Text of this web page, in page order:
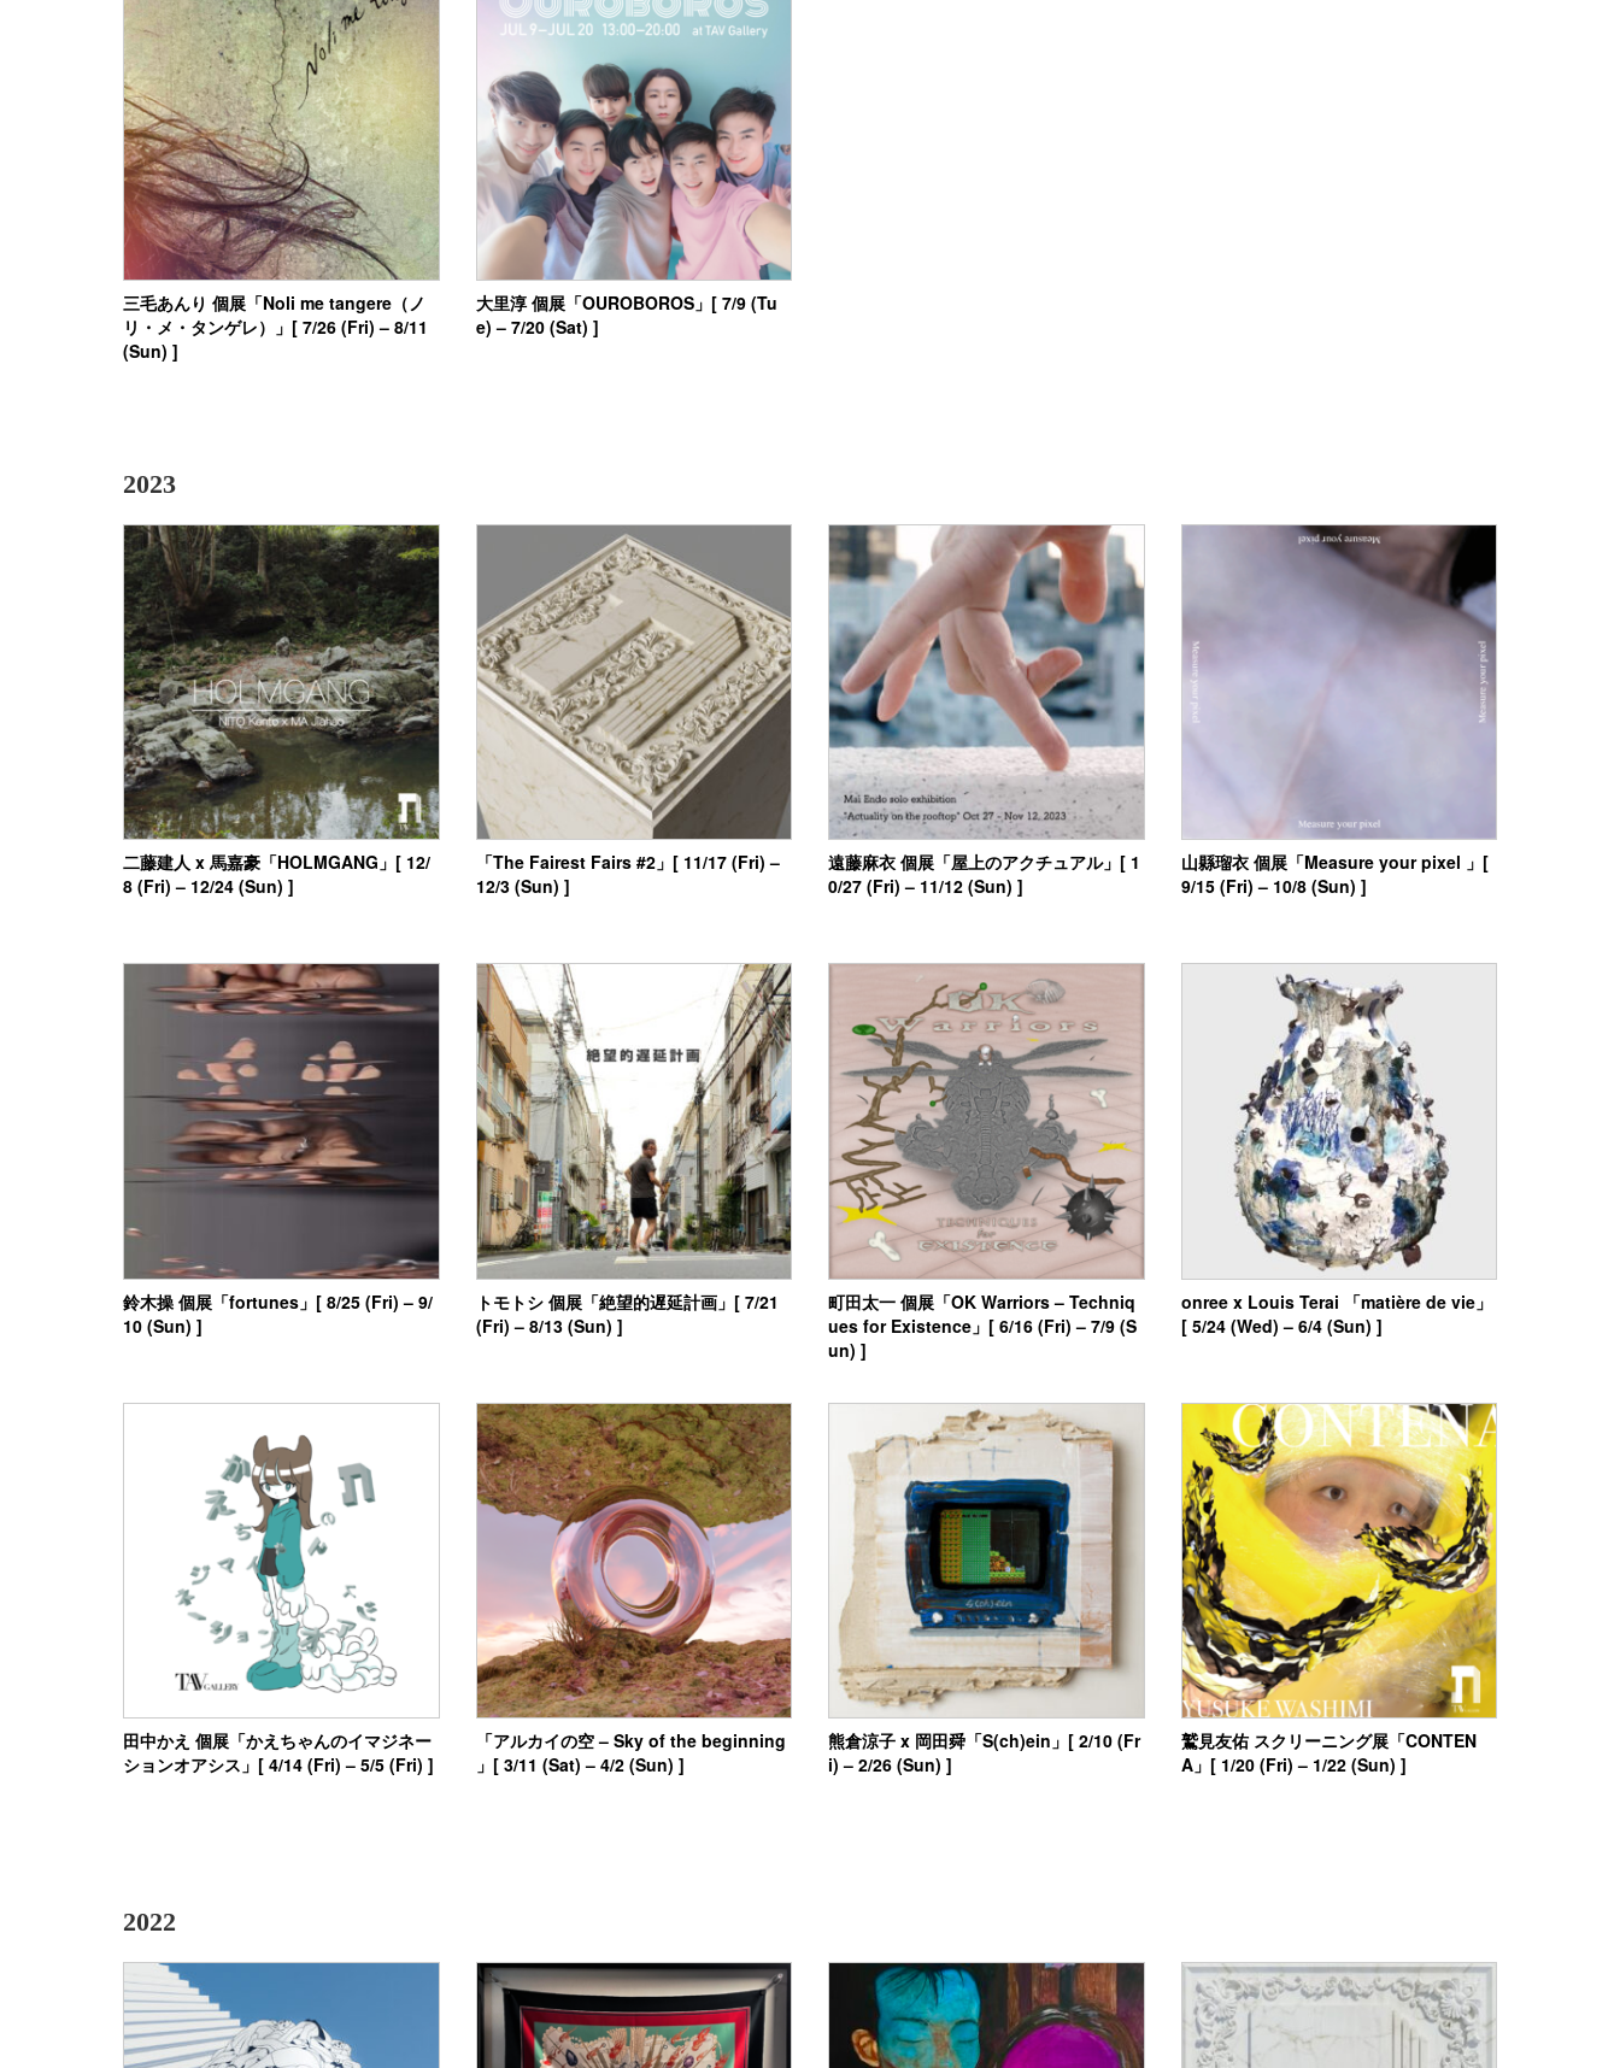
三毛あんり 個展「Noli me tangere（ノ
リ・メ・タンゲレ）」[ 7/26 (Fri) – 8/11
(Sun) ]
大里淳 個展「OUROBOROS」[ 7/9 (Tu
e) – 7/20 (Sat) ]
2023
二藤建人 x 馬嘉豪「HOLMGANG」[ 12/
8 (Fri) – 12/24 (Sun) ]
「The Fairest Fairs #2」[ 11/17 (Fri) –
12/3 (Sun) ]
遠藤麻衣 個展「屋上のアクチュアル」[ 1
0/27 (Fri) – 11/12 (Sun) ]
山縣瑠衣 個展「Measure your pixel 」[
9/15 (Fri) – 10/8 (Sun) ]
鈴木操 個展「fortunes」[ 8/25 (Fri) – 9/
10 (Sun) ]
トモトシ 個展「絶望的遅延計画」[ 7/21
(Fri) – 8/13 (Sun) ]
町田太一 個展「OK Warriors – Techniq
ues for Existence」[ 6/16 (Fri) – 7/9 (S
un) ]
onree x Louis Terai 「matière de vie」
[ 5/24 (Wed) – 6/4 (Sun) ]
田中かえ 個展「かえちゃんのイマジネー
ションオアシス」[ 4/14 (Fri) – 5/5 (Fri) ]
「アルカイの空 – Sky of the beginning
」[ 3/11 (Sat) – 4/2 (Sun) ]
熊倉涼子 x 岡田舜「S(ch)ein」[ 2/10 (Fr
i) – 2/26 (Sun) ]
鷲見友佑 スクリーニング展「CONTEN
A」[ 1/20 (Fri) – 1/22 (Sun) ]
2022